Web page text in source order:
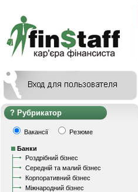
Рубрикатор
Вакансії Резюме
Банки
Роздрібний бізнес
Середній та малий бізнес
Корпоративний бізнес
Міжнародний бізнес